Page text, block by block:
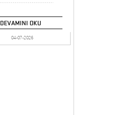
DEVAMINI OKU
04-07-2026